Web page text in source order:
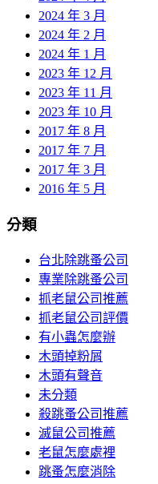
2024 年 3 月
2024 年 2 月
2024 年 1 月
2023 年 12 月
2023 年 11 月
2023 年 10 月
2017 年 8 月
2017 年 7 月
2017 年 3 月
2016 年 5 月
分類
台北除跳蚤公司
專業除跳蚤公司
抓老鼠公司推薦
抓老鼠公司評價
有小蟲怎麼辦
木頭掉粉屑
木頭有聲音
未分類
殺跳蚤公司推薦
滅鼠公司推薦
老鼠怎麼處裡
跳蚤怎麼消除